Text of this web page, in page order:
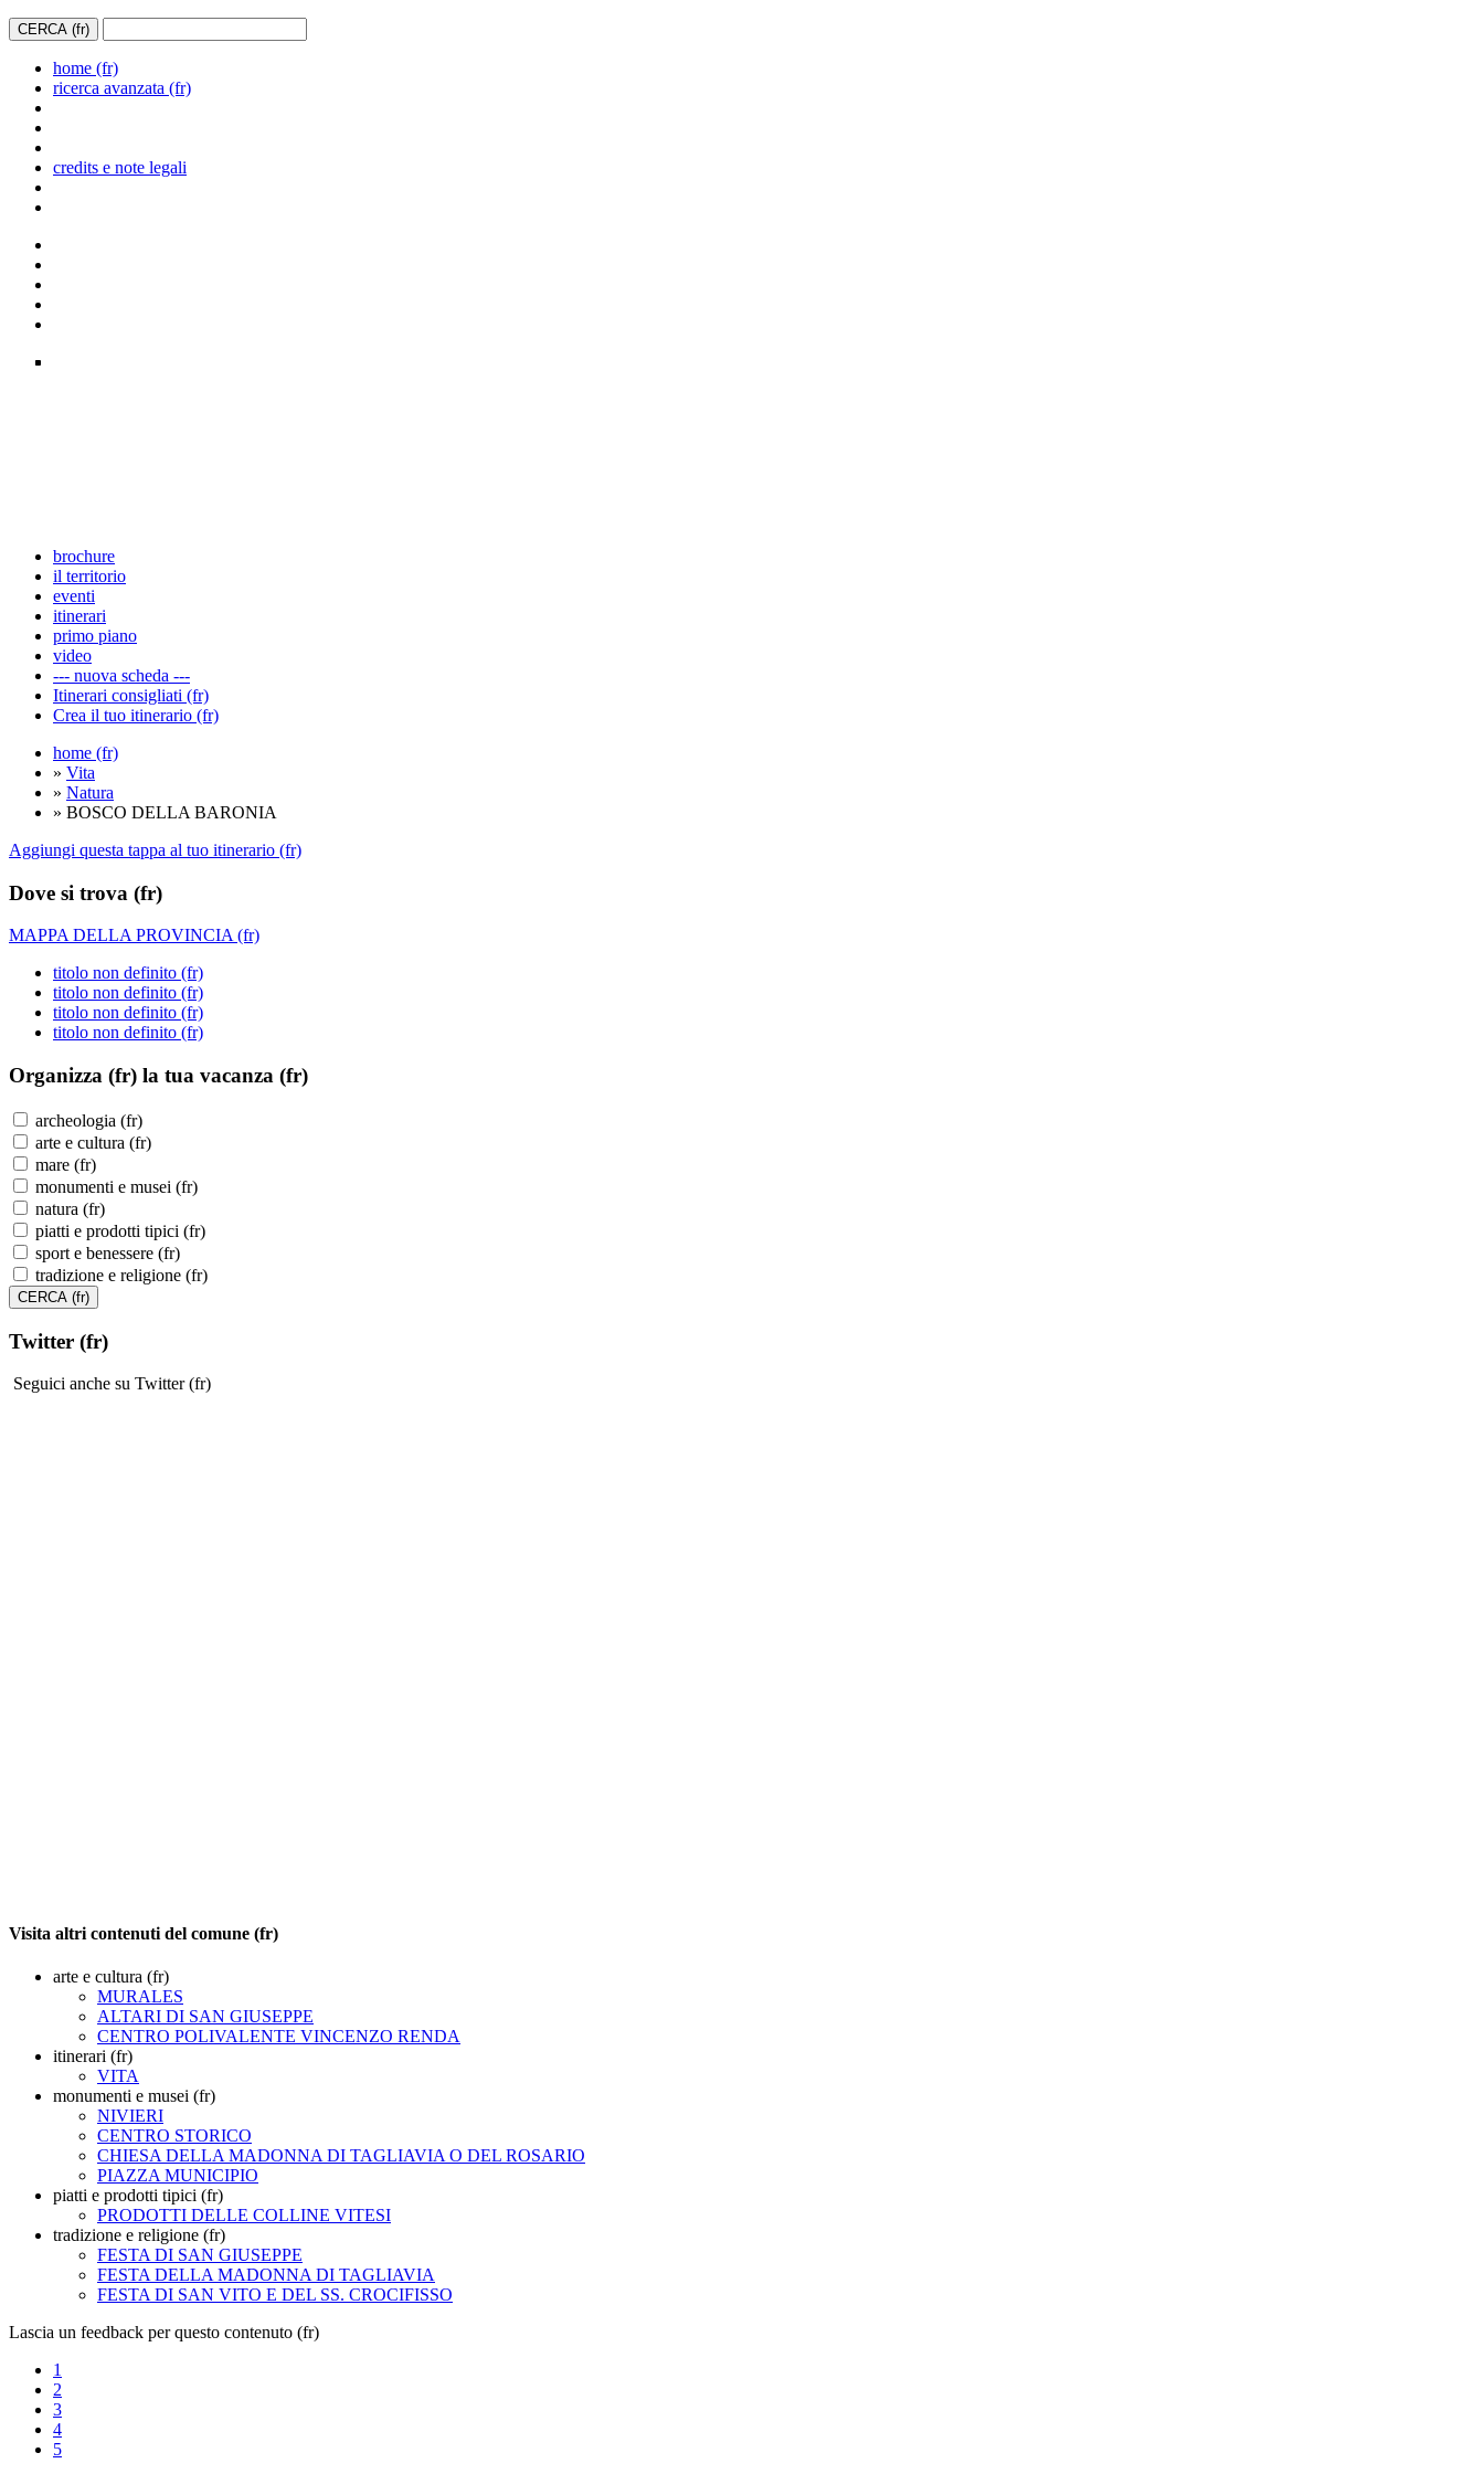
home (fr)
ricerca avanzata (fr)
credits e note legali
brochure
il territorio
eventi
itinerari
primo piano
video
--- nuova scheda ---
Itinerari consigliati (fr)
Crea il tuo itinerario (fr)
home (fr)
» Vita
» Natura
» BOSCO DELLA BARONIA
Aggiungi questa tappa al tuo itinerario (fr)
Dove si trova (fr)
MAPPA DELLA PROVINCIA (fr)
titolo non definito (fr)
titolo non definito (fr)
titolo non definito (fr)
titolo non definito (fr)
Organizza (fr) la tua vacanza (fr)
archeologia (fr)
arte e cultura (fr)
mare (fr)
monumenti e musei (fr)
natura (fr)
piatti e prodotti tipici (fr)
sport e benessere (fr)
tradizione e religione (fr)
Twitter (fr)
Seguici anche su Twitter (fr)
Visita altri contenuti del comune (fr)
arte e cultura (fr)
MURALES
ALTARI DI SAN GIUSEPPE
CENTRO POLIVALENTE VINCENZO RENDA
itinerari (fr)
VITA
monumenti e musei (fr)
NIVIERI
CENTRO STORICO
CHIESA DELLA MADONNA DI TAGLIAVIA O DEL ROSARIO
PIAZZA MUNICIPIO
piatti e prodotti tipici (fr)
PRODOTTI DELLE COLLINE VITESI
tradizione e religione (fr)
FESTA DI SAN GIUSEPPE
FESTA DELLA MADONNA DI TAGLIAVIA
FESTA DI SAN VITO E DEL SS. CROCIFISSO
Lascia un feedback per questo contenuto (fr)
1
2
3
4
5